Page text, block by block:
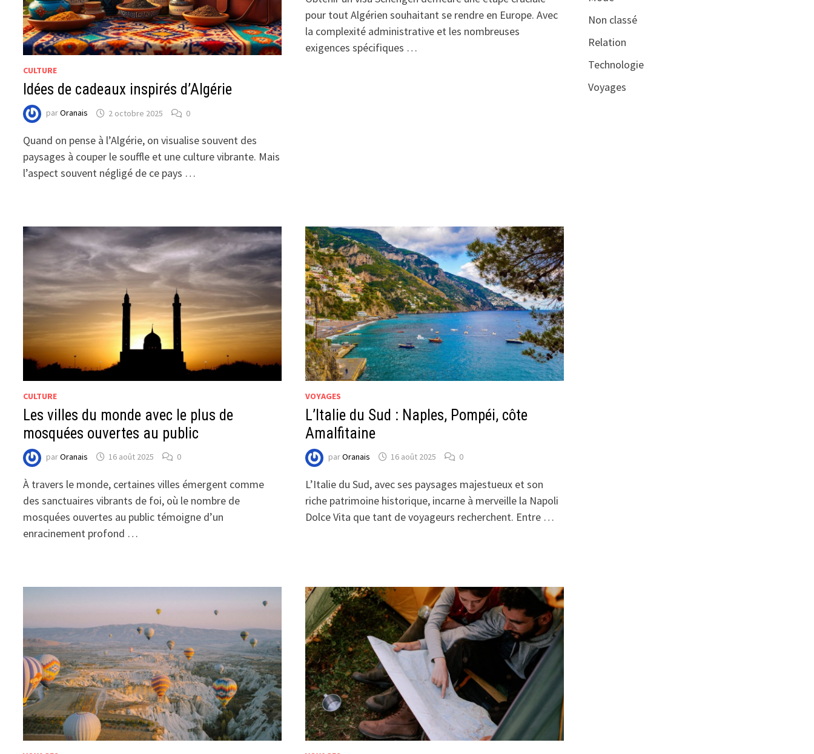
CULTURE
Idées de cadeaux inspirés d’Algérie
parOranais 2 octobre 2025 0
Quand on pense à l’Algérie, on visualise souvent des
paysages à couper le souffle et une culture vibrante. Mais
l’aspect souvent négligé de ce pays …
pour tout Algérien souhaitant se rendre en Europe. Avec
la complexité administrative et les nombreuses
exigences spécifiques …
CULTURE
Les villes du monde avec le plus de
mosquées ouvertes au public
parOranais 16 août 2025 0
À travers le monde, certaines villes émergent comme
des sanctuaires vibrants de foi, où le nombre de
mosquées ouvertes au public témoigne d’un
enracinement profond …
VOYAGES
L’Italie du Sud : Naples, Pompéi, côte
Amalfitaine
parOranais 16 août 2025 0
L’Italie du Sud, avec ses paysages majestueux et son
riche patrimoine historique, incarne à merveille la Napoli
Dolce Vita que tant de voyageurs recherchent. Entre …
Non classé
Relation
Technologie
Voyages